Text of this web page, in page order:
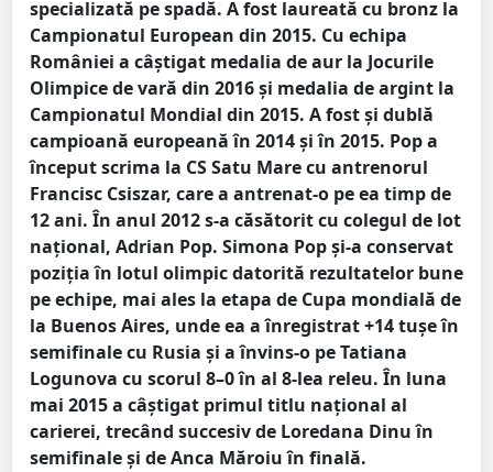
specializată pe spadă. A fost laureată cu bronz la
Campionatul European din 2015. Cu echipa
României a câștigat medalia de aur la Jocurile
Olimpice de vară din 2016 și medalia de argint la
Campionatul Mondial din 2015. A fost și dublă
campioană europeană în 2014 și în 2015. Pop a
început scrima la CS Satu Mare cu antrenorul
Francisc Csiszar, care a antrenat-o pe ea timp de
12 ani. În anul 2012 s-a căsătorit cu colegul de lot
național, Adrian Pop. Simona Pop și-a conservat
poziția în lotul olimpic datorită rezultatelor bune
pe echipe, mai ales la etapa de Cupa mondială de
la Buenos Aires, unde ea a înregistrat +14 tușe în
semifinale cu Rusia și a învins-o pe Tatiana
Logunova cu scorul 8–0 în al 8-lea releu. În luna
mai 2015 a câștigat primul titlu național al
carierei, trecând succesiv de Loredana Dinu în
semifinale și de Anca Măroiu în finală.